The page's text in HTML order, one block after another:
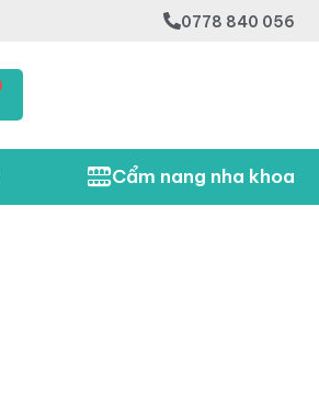
0778 840 056
Cẩm nang nha khoa